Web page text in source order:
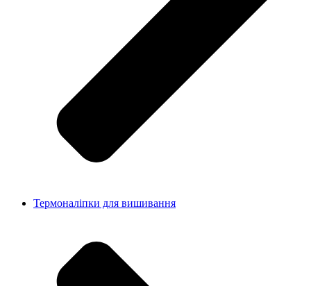
Термоналіпки для вишивання